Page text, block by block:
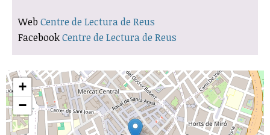
Web Centre de Lectura de Reus
FacebookCentre de Lectura de Reus
+
−